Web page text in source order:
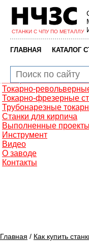
Главная
Металлообработка
Фрезерные
Сверлильно-
Промышленные
Токарные автоматы с
Токарные станки с ЧПУ
Токарно-
Токарно-фрезерные
Трубонарезные
Станки для кирпича
Выполненные проекты
Инструмент
Видео
О заводе
Контакты
СТАНКИ С ЧПУ ПО МЕТАЛЛУ
ГЛАВНАЯ КАТАЛОГ
Главная / Как купить